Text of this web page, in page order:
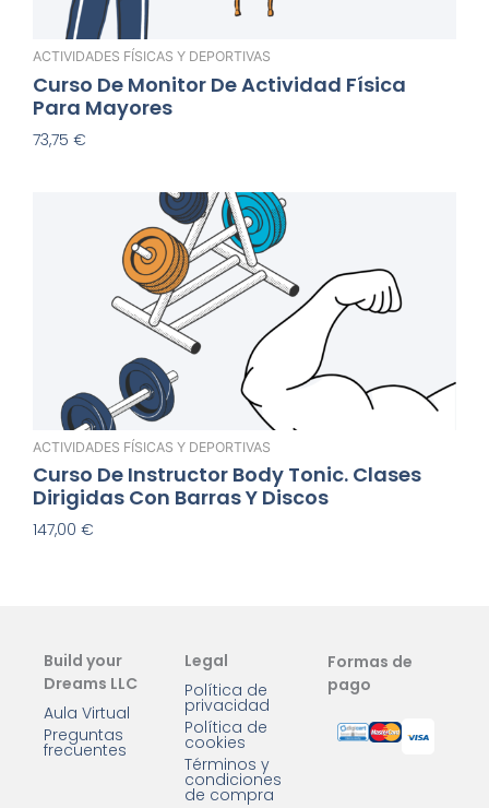
ACTIVIDADES FÍSICAS Y DEPORTIVAS
Curso De Monitor De Actividad Física
Para Mayores
73,75 €
ACTIVIDADES FÍSICAS Y DEPORTIVAS
Curso De Instructor Body Tonic. Clases
Dirigidas Con Barras Y Discos
147,00 €
Build your
Dreams LLC
Aula Virtual
Preguntas
frecuentes
Legal
Política de
privacidad
Política de
cookies
Términos y
condiciones
de compra
Formas de
pago